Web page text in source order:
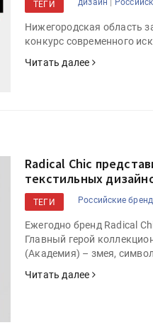
ТЕГИ дизайн
Нижегородская область
конкурс современного
Читать далее
Radical Chic
текстильных
ТЕГИ Российские
Ежегодно бренд Radical
Главный герой
(Академия) – змея,
Читать далее
УФ/3D-
Color Lava
II